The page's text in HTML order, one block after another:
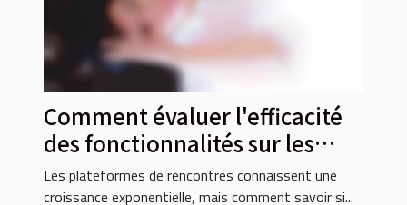
Comment évaluer l'efficacité
des fonctionnalités sur les
plateformes de rencontres ?
Les plateformes de rencontres connaissent une
croissance exponentielle, mais comment savoir si...